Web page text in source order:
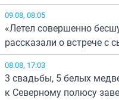
09.08, 08:05
«Летел совершенно
рассказали о встрече с
08.08, 17:03
3 свадьбы, 5 белых
к Северному полюсу